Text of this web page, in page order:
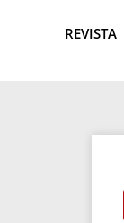
REVISTA